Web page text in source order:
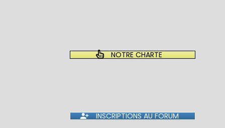
NOTRE CHARTE
INSCRIPTIONS AU FORUM